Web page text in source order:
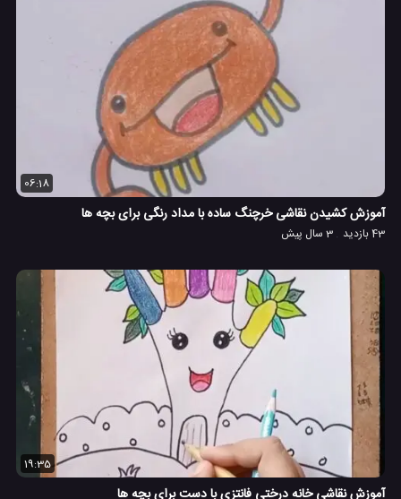
06:18
آموزش کشیدن نقاشی خرچنگ ساده با مداد رنگی برای بچه ها
43 بازدید 3 سال پیش
19:35
آموزش نقاشی خانه درختی فانتزی با دست برای بچه ها